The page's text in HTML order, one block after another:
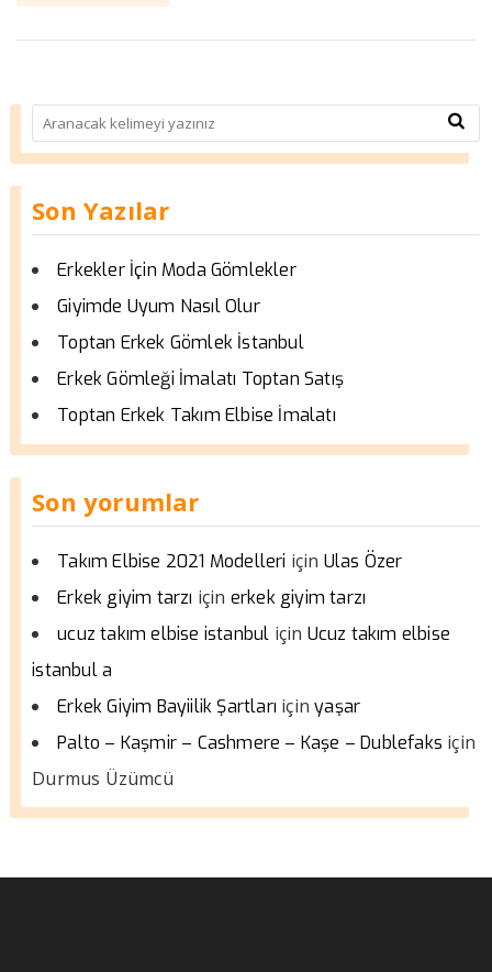
Son Yazılar
Erkekler İçin Moda Gömlekler
Giyimde Uyum Nasıl Olur
Toptan Erkek Gömlek İstanbul
Erkek Gömleği İmalatı Toptan Satış
Toptan Erkek Takım Elbise İmalatı
Son yorumlar
Takım Elbise 2021 Modelleri için Ulas Özer
Erkek giyim tarzı için erkek giyim tarzı
ucuz takım elbise istanbul için Ucuz takım elbise
istanbul a
Erkek Giyim Bayiilik Şartları içinyaşar
Palto – Kaşmir – Cashmere – Kaşe – Dublefaks için
Durmus Üzümcü